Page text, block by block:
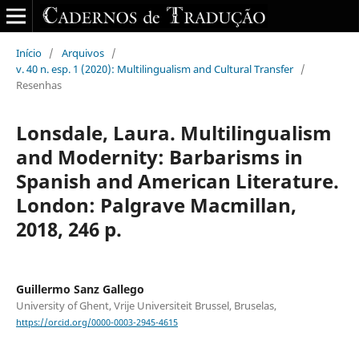
Início / Arquivos /
v. 40 n. esp. 1 (2020): Multilingualism and Cultural Transfer /
Resenhas
Lonsdale, Laura. Multilingualism
and Modernity: Barbarisms in
Spanish and American Literature.
London: Palgrave Macmillan,
2018, 246 p.
Guillermo Sanz Gallego
University of Ghent, Vrije Universiteit Brussel, Bruselas,
https://orcid.org/0000-0003-2945-4615